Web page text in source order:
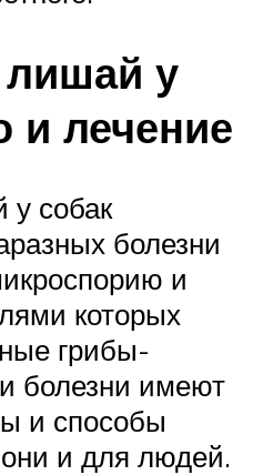
у
и лечение
собак
болезни
и
которых
грибы-
болезни имеют
и способы
и для людей.